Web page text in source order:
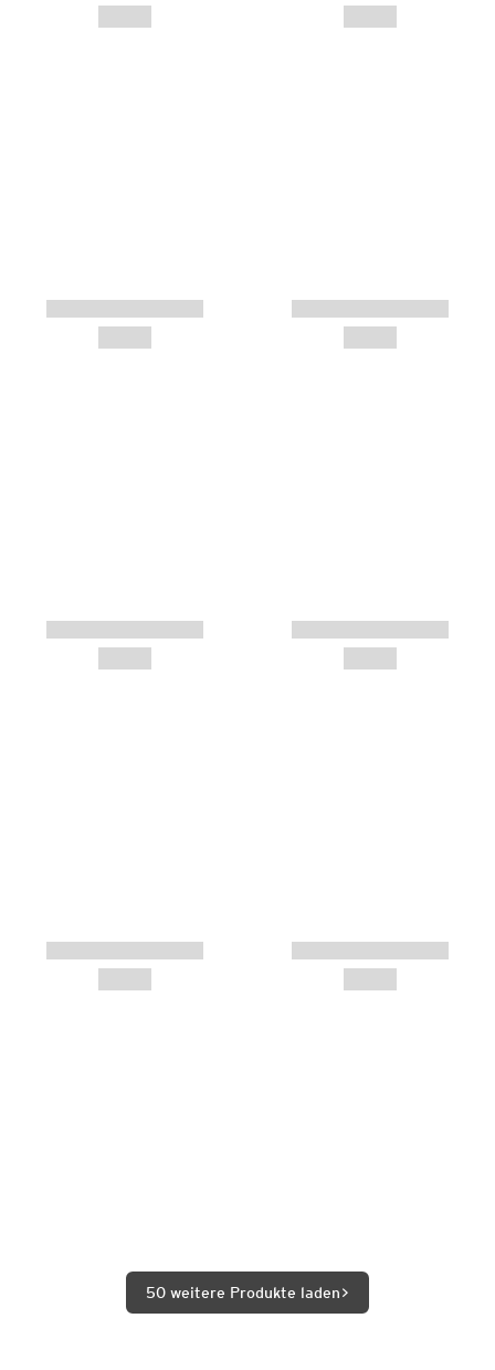
50 weitere Produkte laden